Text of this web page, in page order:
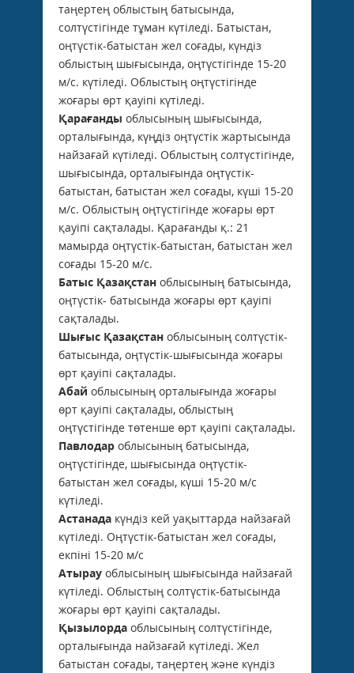
таңертең облыстың батысында,
солтүстігінде тұман күтіледі. Батыстан,
оңтүстік-батыстан жел соғады, күндіз
облыстың шығысында, оңтүстігінде 15-20
м/с. күтіледі. Облыстың оңтүстігінде
жоғары өрт қауіпі күтіледі.
Қарағанды облысының шығысында,
орталығында, күңдіз оңтүстік жартысында
найзағай күтіледі. Облыстың солтүстігінде,
шығысында, орталығында оңтүстік-
батыстан, батыстан жел соғады, күші 15-20
м/с. Облыстың оңтүстігінде жоғары өрт
қауіпі сақталады. Қарағанды қ.: 21
мамырда оңтүстік-батыстан, батыстан жел
соғады 15-20 м/с.
Батыс Қазақстан облысының батысында,
оңтүстік- батысында жоғары өрт қауіпі
сақталады.
Шығыс Қазақстан облысының солтүстік-
батысында, оңтүстік-шығысында жоғары
өрт қауіпі сақталады.
Абай облысының орталығында жоғары
өрт қауіпі сақталады, облыстың
оңтүстігінде төтенше өрт қауіпі сақталады.
Павлодар облысының батысында,
оңтүстігінде, шығысында оңтүстік-
батыстан жел соғады, күші 15-20 м/с
күтіледі.
Астанада күндіз кей уақыттарда найзағай
күтіледі. Оңтүстік-батыстан жел соғады,
екпіні 15-20 м/с
Атырау облысының шығысында найзағай
күтіледі. Облыстың солтүстік-батысында
жоғары өрт қауіпі сақталады.
Қызылорда облысының солтүстігінде,
орталығында найзағай күтіледі. Жел
батыстан соғады, таңертең және күндіз